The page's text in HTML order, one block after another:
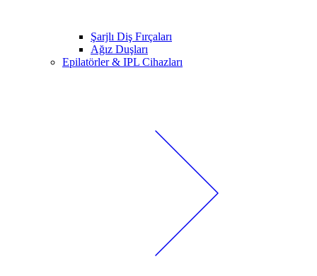
Şarjlı Diş Fırçaları
Ağız Duşları
Epilatörler & IPL Cihazları